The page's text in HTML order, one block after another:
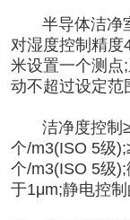
半导体洁净
对湿度控制精度
米设置一个测点
动不超过设定范
洁净度控制
个/m3(ISO 5级
个/m3(ISO 5级
于1μm;静电控